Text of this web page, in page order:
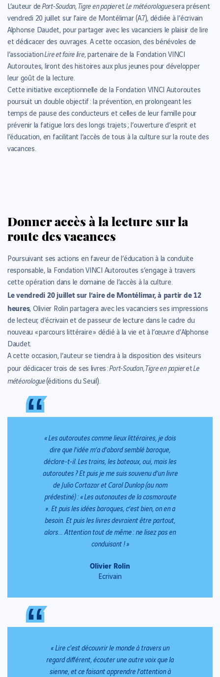
L’auteur dePort-Soudan,Tigre en papieretLe météorologuesera présent
vendredi 20 juillet sur l’aire de Montélimar (A7), dédiée à l’écrivain
Alphonse Daudet, pour partager avec les vacanciers le plaisir de lire
et dédicacer des ouvrages. A cette occasion, des bénévoles de
l’associationLire et faire lire, partenaire de la Fondation VINCI
Autoroutes, liront des histoires aux plus jeunes pour développer
leur goût de la lecture.
Cette initiative exceptionnelle de la Fondation VINCI Autoroutes
poursuit un double objectif : la prévention, en prolongeant les
temps de pause des conducteurs et celles de leur famille pour
prévenir la fatigue lors des longs trajets ; l’ouverture d’esprit et
l’éducation, en facilitant l’accès de tous à la culture sur la route des
vacances.
Donner accès à la lecture sur la
route des vacances
Poursuivant ses actions en faveur de l’éducation à la conduite
responsable, la Fondation VINCI Autoroutes s’engage à travers
cette opération dans le domaine de l’accès à la culture.
Le vendredi 20 juillet sur l’aire de Montélimar, à partir de 12
heures, Olivier Rolin partagera avec les vacanciers ses impressions
de lecteur, d’écrivain et de passeur de lecture dans le cadre du
nouveau « parcours littéraire » dédié à la vie et à l’œuvre d’Alphonse
Daudet.
A cette occasion, l’auteur se tiendra à la disposition des visiteurs
pour dédicacer trois de ses livres :Port-Soudan,Tigre en papieretLe
météorologue(éditions du Seuil).
“
“« Les autoroutes comme lieux littéraires, je dois
dire que l’idée m’a d’abord semblé baroque,
déclare-t-il.Les trains, les bateaux, oui, mais les
autoroutes ? Et puis je me suis souvenu d’un livre
de Julio Cortazar et Carol Dunlop (au nom
prédestiné) : « Les autonautes de la cosmoroute
». Et puis les idées baroques, c’est bien, on en a
besoin. Et puis les livres devraient être partout,
alors... Attention tout de même : ne lisez pas en
conduisant ! »
Olivier Rolin
Ecrivain
“
“
« Lire c'est découvrir le monde à travers un
regard différent, écouter une autre voix que la
sienne, et ce faisant apprendre l’attention à